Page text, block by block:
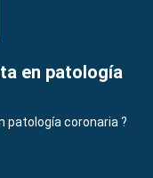
en patología
patología coronaria ?